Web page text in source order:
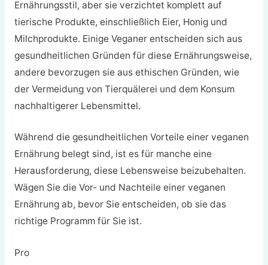
Ernährungsstil, aber sie verzichtet komplett auf
tierische Produkte, einschließlich Eier, Honig und
Milchprodukte. Einige Veganer entscheiden sich aus
gesundheitlichen Gründen für diese Ernährungsweise,
andere bevorzugen sie aus ethischen Gründen, wie
der Vermeidung von Tierquälerei und dem Konsum
nachhaltigerer Lebensmittel.
Während die gesundheitlichen Vorteile einer veganen
Ernährung belegt sind, ist es für manche eine
Herausforderung, diese Lebensweise beizubehalten.
Wägen Sie die Vor- und Nachteile einer veganen
Ernährung ab, bevor Sie entscheiden, ob sie das
richtige Programm für Sie ist.
Pro